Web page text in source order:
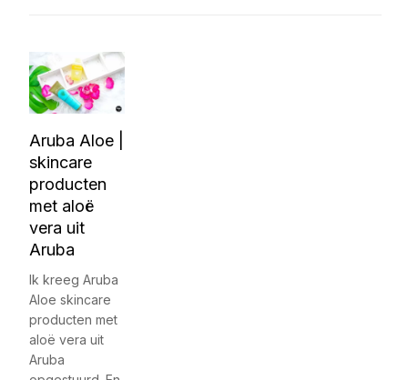
Aruba Aloe |
skincare
producten
met aloë
vera uit
Aruba
Ik kreeg Aruba
Aloe skincare
producten met
aloë vera uit
Aruba